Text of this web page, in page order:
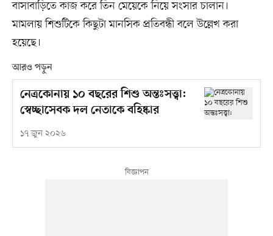
বাসাবাড়িতে কাজ করে তিন মেয়েকে নিয়ে সংসার চালান।
মামলায় শিশুটিকে কিছুটা মানসিক প্রতিবন্ধী বলে উল্লেখ করা
হয়েছে।
আরও পড়ুন
নেত্রকোনায় ১০ বছরের শিশু অন্তঃসত্ত্বা:
স্বেচ্ছাসেবক দল নেতাকে বহিষ্কার
১৭ জুন ২০২৬